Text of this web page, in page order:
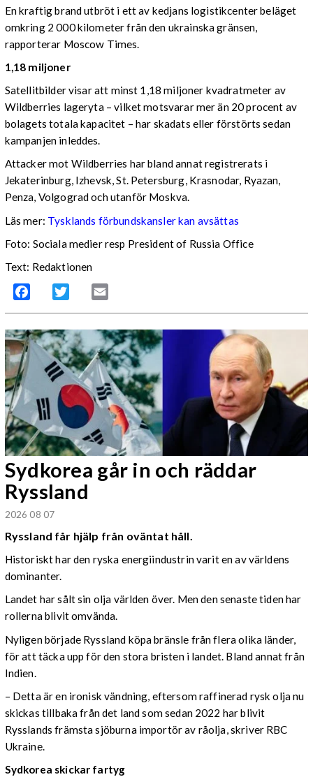
En kraftig brand utbröt i ett av kedjans logistikcenter beläget
omkring 2 000 kilometer från den ukrainska gränsen,
rapporterar Moscow Times.
1,18 miljoner
Satellitbilder visar att minst 1,18 miljoner kvadratmeter av
Wildberries lageryta – vilket motsvarar mer än 20 procent av
bolagets totala kapacitet – har skadats eller förstörts sedan
kampanjen inleddes.
Attacker mot Wildberries har bland annat registrerats i
Jekaterinburg, Izhevsk, St. Petersburg, Krasnodar, Ryazan,
Penza, Volgograd och utanför Moskva.
Läs mer: Tysklands förbundskansler kan avsättas
Foto: Sociala medier resp President of Russia Office
Text: Redaktionen
Facebook Twitter
Sydkorea går in och räddar
Ryssland
2026 08 07
Ryssland får hjälp från oväntat håll.
Historiskt har den ryska energiindustrin varit en av världens
dominanter.
Landet har sålt sin olja världen över. Men den senaste tiden har
rollerna blivit omvända.
Nyligen började Ryssland köpa bränsle från flera olika länder,
för att täcka upp för den stora bristen i landet. Bland annat från
Indien.
– Detta är en ironisk vändning, eftersom raffinerad rysk olja nu
skickas tillbaka från det land som sedan 2022 har blivit
Rysslands främsta sjöburna importör av råolja, skriver RBC
Ukraine.
Sydkorea skickar fartyg